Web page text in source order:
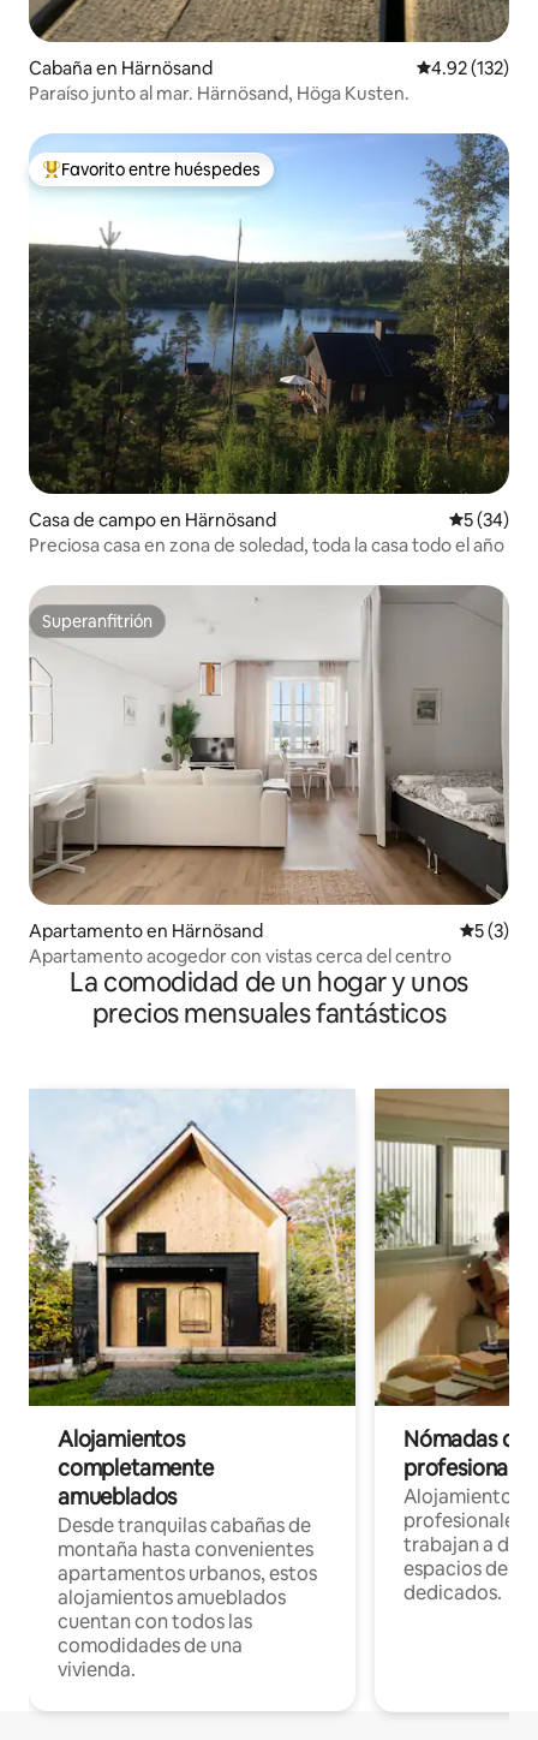
Cabaña en Härnösand Calificación
4.92 (132)
Paraíso junto al mar. Härnösand, Höga Kusten.
Favorito entre huéspedes preferido
Favorito entre huéspedes
Casa de campo en Härnösand
5 (34)
Preciosa casa en zona de soledad, toda la casa todo el año
Superanfitrión
Superanfitrión
Apartamento en Härnösand
5 (3)
Apartamento acogedor con vistas cerca del centro
La comodidad de un hogar y unos
precios mensuales fantásticos
Alojamientos
completamente
amueblados
Desde tranquilas cabañas de
montaña hasta convenientes
apartamentos urbanos, estos
alojamientos amueblados
cuentan con todos las
comodidades de una
vivienda.
Nómadas
Alojamientos
profesionales
trabajan a
espacios de
dedicados.